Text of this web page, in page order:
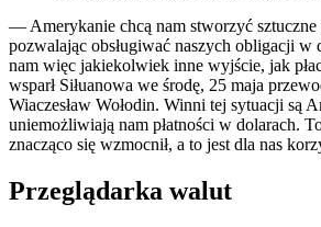
— Amerykanie chcą nam stworzyć sztuczne
pozwalając obsługiwać naszych obligacji w
nam więc jakiekolwiek inne wyjście, jak
wsparł Siłuanowa we środę, 25 maja
Wiaczesław Wołodin. Winni tej sytuacji są
uniemożliwiają nam płatności w dolarach.
znacząco się wzmocnił, a to jest dla nas
Przeglądarka walut